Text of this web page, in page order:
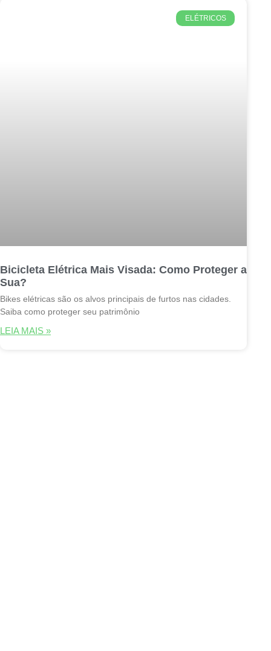
ELÉTRICOS
Bicicleta Elétrica Mais Visada: Como Proteger a
Sua?
Bikes elétricas são os alvos principais de furtos nas cidades.
Saiba como proteger seu patrimônio
LEIA MAIS »